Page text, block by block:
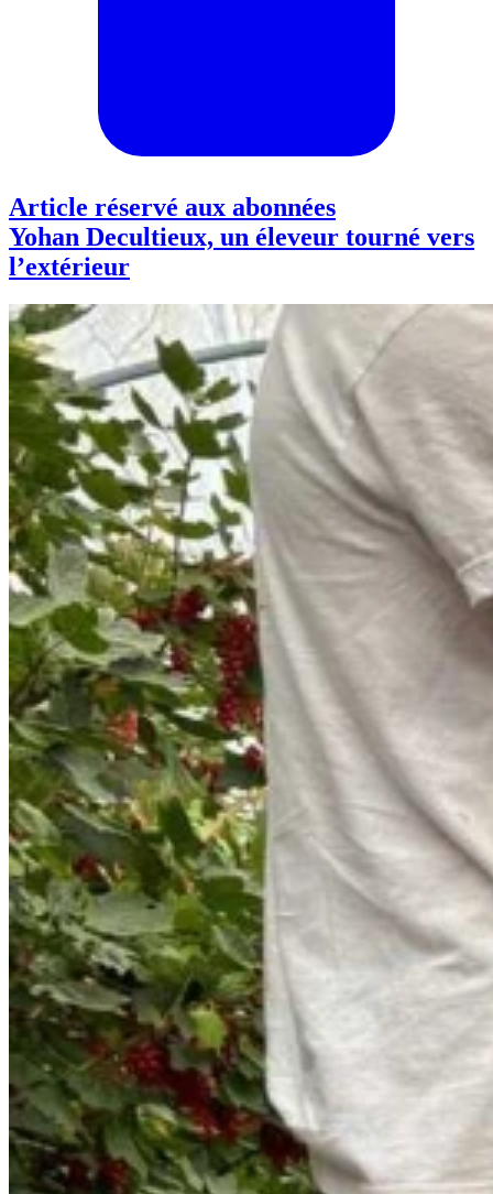
Article réservé aux abonnées
Yohan Decultieux, un éleveur tourné vers
l’extérieur